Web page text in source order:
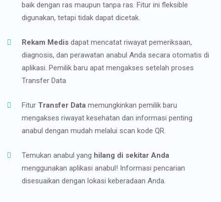
baik dengan ras maupun tanpa ras. Fitur ini fleksible
digunakan, tetapi tidak dapat dicetak.
Rekam Medis dapat mencatat riwayat pemeriksaan,
diagnosis, dan perawatan anabul Anda secara otomatis di
aplikasi. Pemilik baru apat mengakses setelah proses
Transfer Data
Fitur Transfer Data memungkinkan pemilik baru
mengakses riwayat kesehatan dan informasi penting
anabul dengan mudah melalui scan kode QR.
Temukan anabul yang hilang di sekitar Anda
menggunakan aplikasi anabul! Informasi pencarian
disesuaikan dengan lokasi keberadaan Anda.